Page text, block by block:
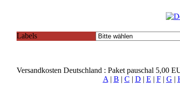
Labels
Versandkosten Deutschland : Paket pauschal 5,00
A | B | C | D | E | F| G |